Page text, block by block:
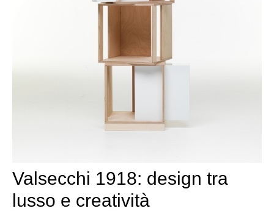
Valsecchi 1918: design tra
lusso e creatività